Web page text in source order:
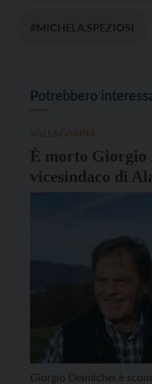
#MICHELA SPEZIOSI
Potrebbero
È morto Giorgio
vicesindaco di
Giorgio Deimichei è